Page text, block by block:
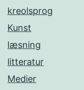
kreolsprog
Kunst
læsning
litteratur
Medier